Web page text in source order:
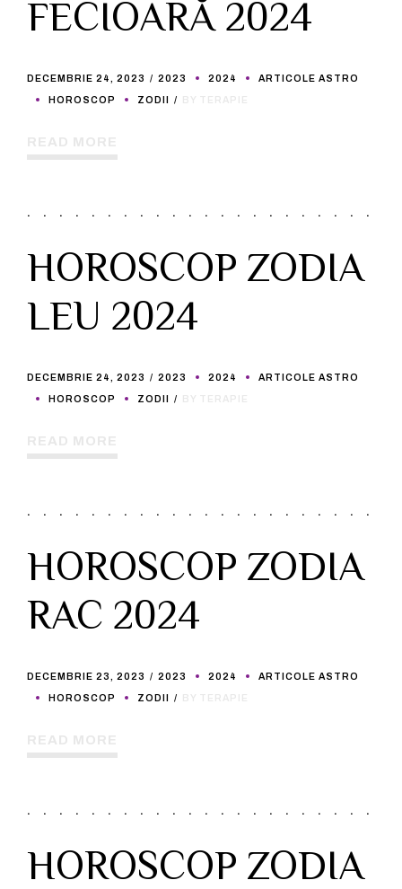
FECIOARĂ 2024
DECEMBRIE 24, 2023 2023 2024 ARTICOLE ASTRO
HOROSCOP ZODII
HOROSCOP ZODIA
LEU 2024
DECEMBRIE 24, 2023 2023 2024 ARTICOLE ASTRO
HOROSCOP ZODII
HOROSCOP ZODIA
RAC 2024
DECEMBRIE 23, 2023 2023 2024 ARTICOLE ASTRO
HOROSCOP ZODII
HOROSCOP ZODIA